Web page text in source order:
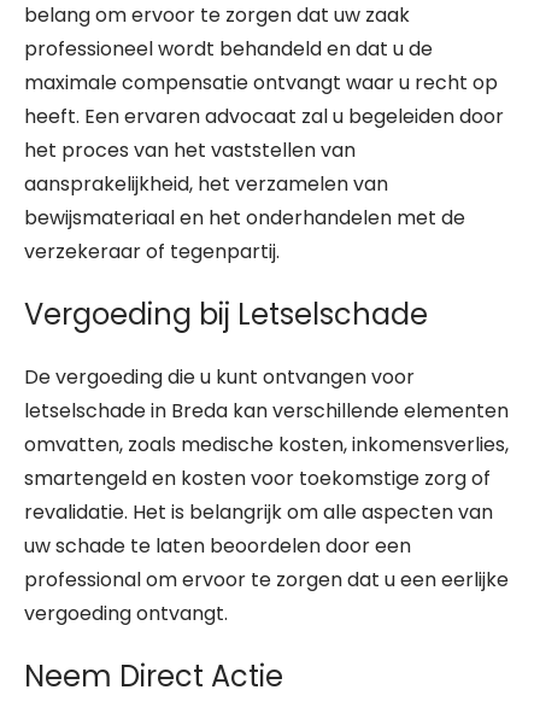
belang om ervoor te zorgen dat uw zaak
professioneel wordt behandeld en dat u de
maximale compensatie ontvangt waar u recht op
heeft. Een ervaren advocaat zal u begeleiden door
het proces van het vaststellen van
aansprakelijkheid, het verzamelen van
bewijsmateriaal en het onderhandelen met de
verzekeraar of tegenpartij.
Vergoeding bij Letselschade
De vergoeding die u kunt ontvangen voor
letselschade in Breda kan verschillende elementen
omvatten, zoals medische kosten, inkomensverlies,
smartengeld en kosten voor toekomstige zorg of
revalidatie. Het is belangrijk om alle aspecten van
uw schade te laten beoordelen door een
professional om ervoor te zorgen dat u een eerlijke
vergoeding ontvangt.
Neem Direct Actie